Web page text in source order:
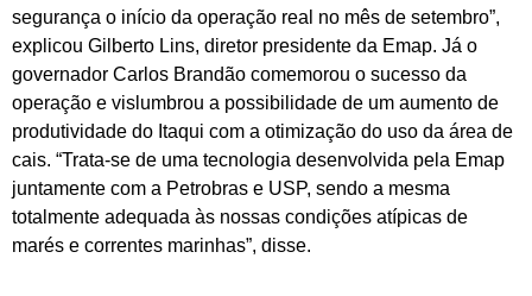
segurança o início da operação real no mês de setembro”,
explicou Gilberto Lins, diretor presidente da Emap. Já o
governador Carlos Brandão comemorou o sucesso da
operação e vislumbrou a possibilidade de um aumento de
produtividade do Itaqui com a otimização do uso da área de
cais. “Trata-se de uma tecnologia desenvolvida pela Emap
juntamente com a Petrobras e USP, sendo a mesma
totalmente adequada às nossas condições atípicas de
marés e correntes marinhas”, disse.